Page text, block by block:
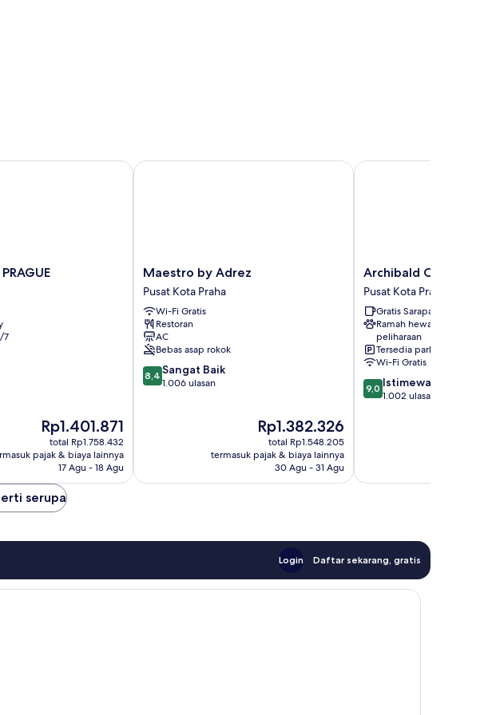
7
Harga
sekarang
Rp1.401.871
Rp1.401.871
total Rp1.758.432
pajak & biaya lainnya
17 Agu - 18 Agu
Maestro
by
Adrez
Pusat
Kota
Praha
Maestro by Adrez
Pusat Kota Praha
Wi-Fi Gratis
Restoran
AC
Bebas asap rokok
8.4
dari
8,4 Sangat Baik
1.006 ulasan
Harga
sekarang
Rp1.382.326
Rp1.382.326
total Rp1.548.205
termasuk pajak & biaya lainnya
30 Agu - 31 Agu
Maestro by Adrez
Archibald
City
Pusat
Kota
Praha
Archibald City
Pusat Kota Praha
Gratis Sarapan
Ramah hewan
peliharaan
Tersedia parkir
Wi-Fi Gratis
9.0
dari
9,0 Istimewa
1.002 ulasan
Archibald City
serupa
Login Daftar sekarang, gratis